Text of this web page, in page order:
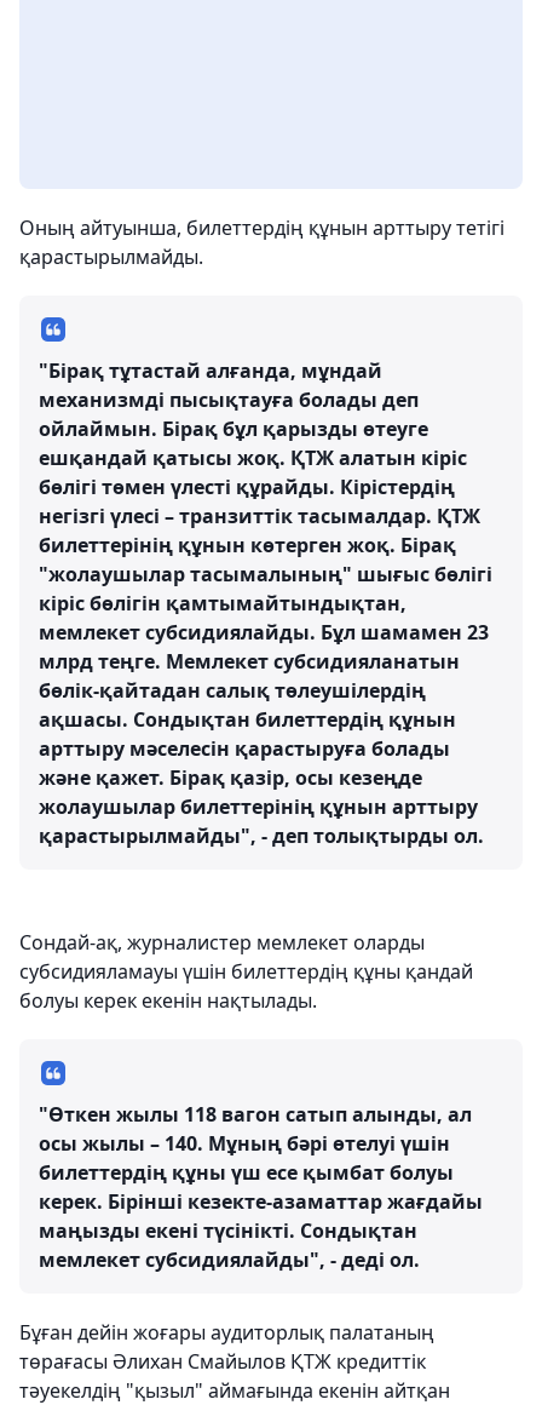
Оның айтуынша, билеттердің құнын арттыру тетігі
қарастырылмайды.
"Бірақ тұтастай алғанда, мұндай
механизмді пысықтауға болады деп
ойлаймын. Бірақ бұл қарызды өтеуге
ешқандай қатысы жоқ. ҚТЖ алатын кіріс
бөлігі төмен үлесті құрайды. Кірістердің
негізгі үлесі – транзиттік тасымалдар. ҚТЖ
билеттерінің құнын көтерген жоқ. Бірақ
"жолаушылар тасымалының" шығыс бөлігі
кіріс бөлігін қамтымайтындықтан,
мемлекет субсидиялайды. Бұл шамамен 23
млрд теңге. Мемлекет субсидияланатын
бөлік-қайтадан салық төлеушілердің
ақшасы. Сондықтан билеттердің құнын
арттыру мәселесін қарастыруға болады
және қажет. Бірақ қазір, осы кезеңде
жолаушылар билеттерінің құнын арттыру
қарастырылмайды", - деп толықтырды ол.
Сондай-ақ, журналистер мемлекет оларды
субсидияламауы үшін билеттердің құны қандай
болуы керек екенін нақтылады.
"Өткен жылы 118 вагон сатып алынды, ал
осы жылы – 140. Мұның бәрі өтелуі үшін
билеттердің құны үш есе қымбат болуы
керек. Бірінші кезекте-азаматтар жағдайы
маңызды екені түсінікті. Сондықтан
мемлекет субсидиялайды", - деді ол.
Бұған дейін жоғары аудиторлық палатаның
төрағасы Әлихан Смайылов ҚТЖ кредиттік
тәуекелдің "қызыл" аймағында екенін айтқан